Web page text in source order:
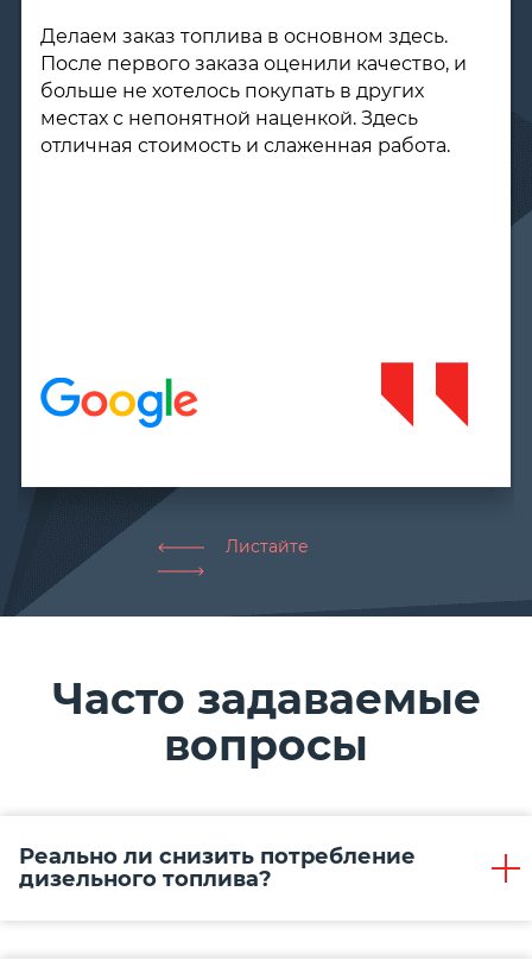
Сотрудничеством с этой компанией
довольны. Поставки дизельного топлива
происходят точно в обговорённые сроки.
Цена на него вполне приемлемая, по
деньгам не обманывают. Качество топлива
Листайте
Часто задаваемые
вопросы
Реально ли снизить потребление
дизельного топлива?